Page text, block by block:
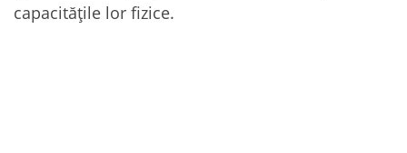
capacitățile lor fizice.